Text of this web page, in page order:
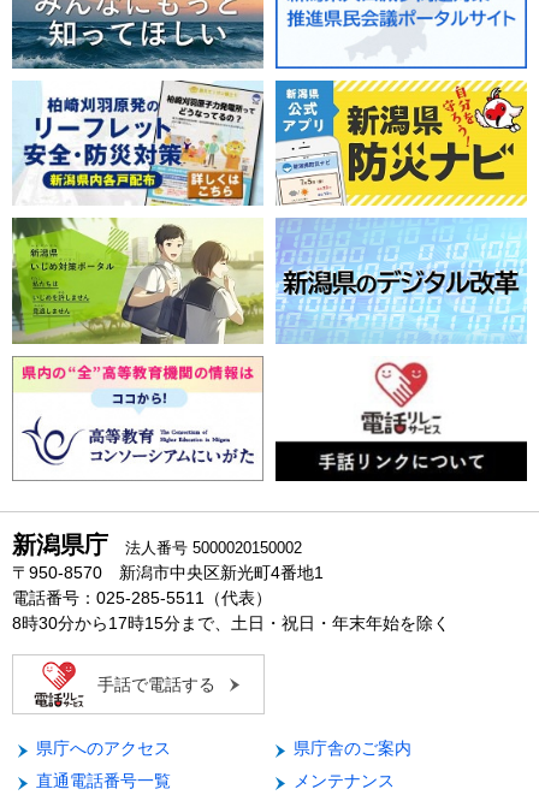
新潟県庁 法人番号 5000020150002
〒950-8570 新潟市中央区新光町4番地1
電話番号：025-285-5511（代表）
8時30分から17時15分まで、土日・祝日・年末年始を除く
手話で電話する
県庁へのアクセス
県庁舎のご案内
直通電話番号一覧
メンテナンス